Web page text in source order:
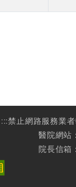
:::禁止網路服務業
醫院網站：
院長信箱：